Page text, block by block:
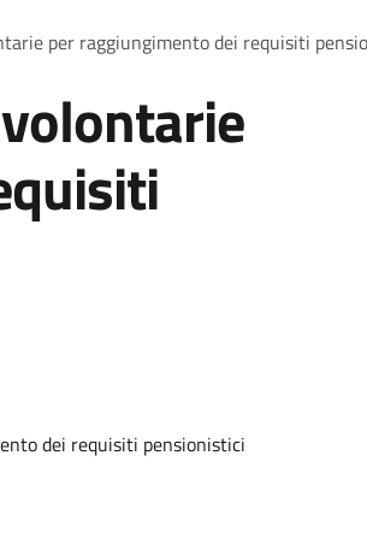
per raggiungimento dei requisiti
dei requisiti pensionistici